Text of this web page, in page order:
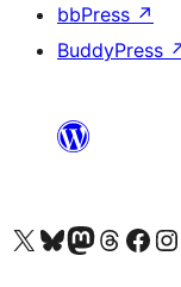
bbPress ↗
BuddyPress
Besök vår X-konto (f.d. Twitter)
Besök vårt Bluesky-konto
Besök vårt Mastodon-konto
Besök vårt Thread-konto
Besök vår Facebook-sida
Besök